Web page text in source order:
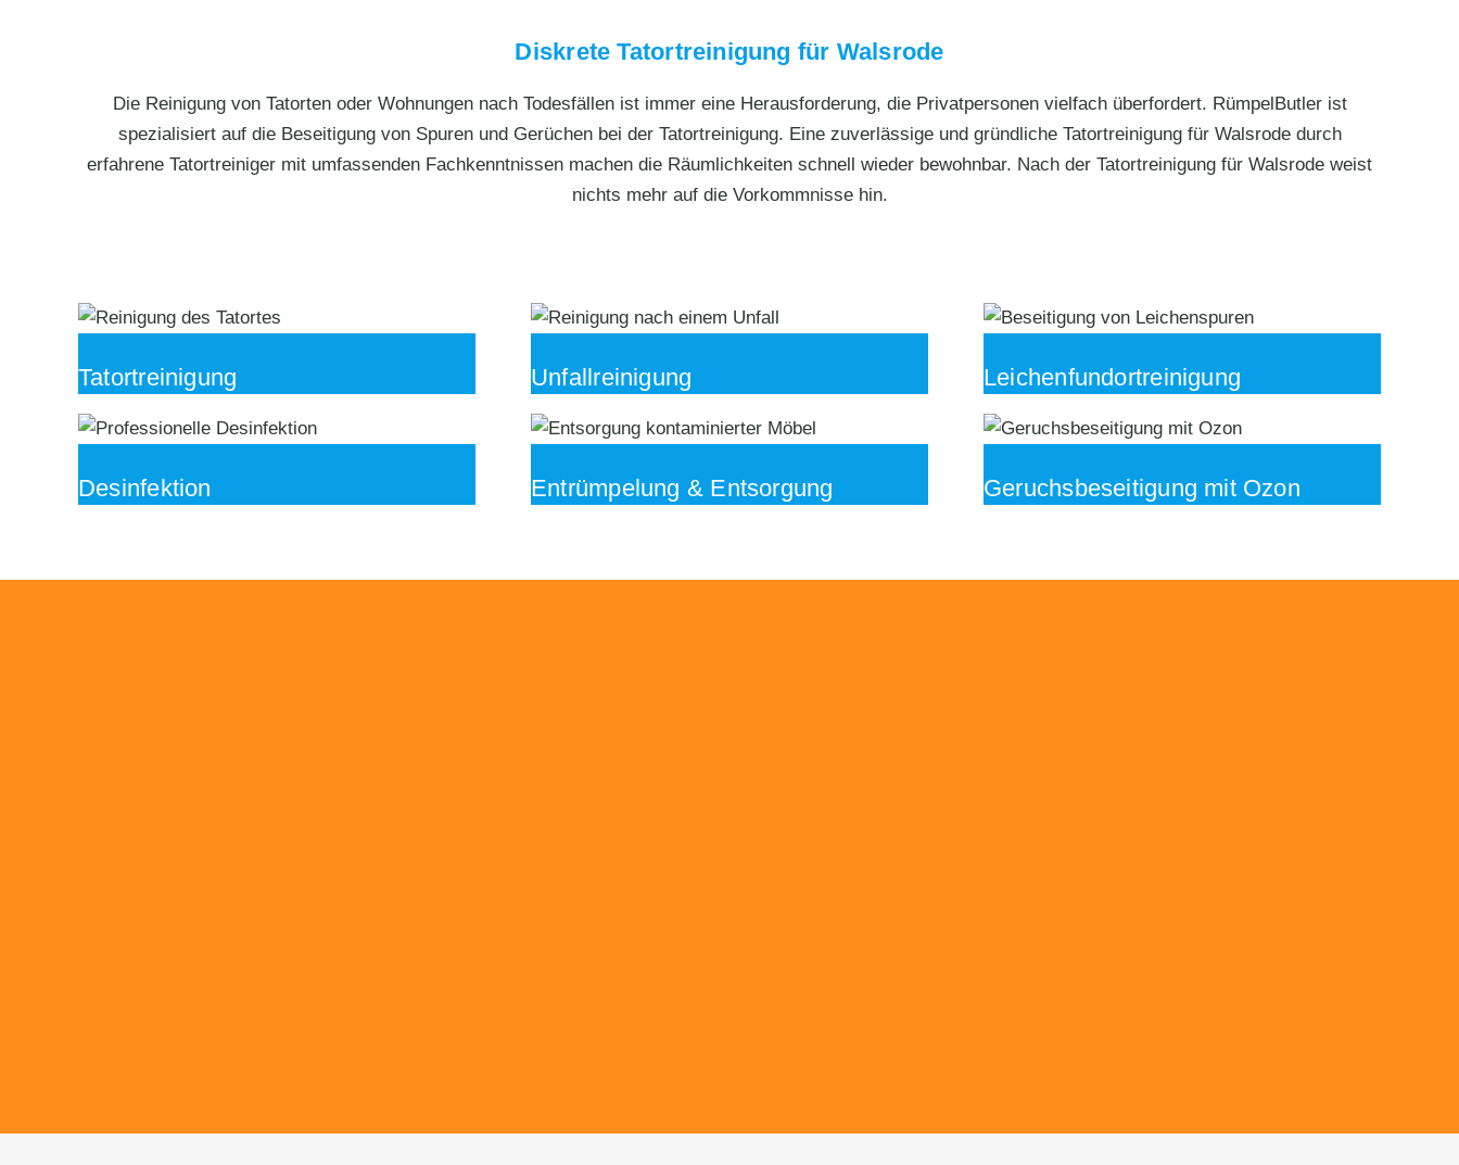
Diskrete Tatortreinigung für Walsrode
Die Reinigung von Tatorten oder Wohnungen nach Todesfällen ist immer eine Herausforderung, die Privatpersonen vielfach überfordert. RümpelButler ist
spezialisiert auf die Beseitigung von Spuren und Gerüchen bei der Tatortreinigung. Eine zuverlässige und gründliche Tatortreinigung für Walsrode durch
erfahrene Tatortreiniger mit umfassenden Fachkenntnissen machen die Räumlichkeiten schnell wieder bewohnbar. Nach der Tatortreinigung für Walsrode weist
nichts mehr auf die Vorkommnisse hin.
Tatortreinigung Unfallreinigung Leichenfundortreinigung
Desinfektion Entrümpelung & Entsorgung Geruchsbeseitigung mit Ozon